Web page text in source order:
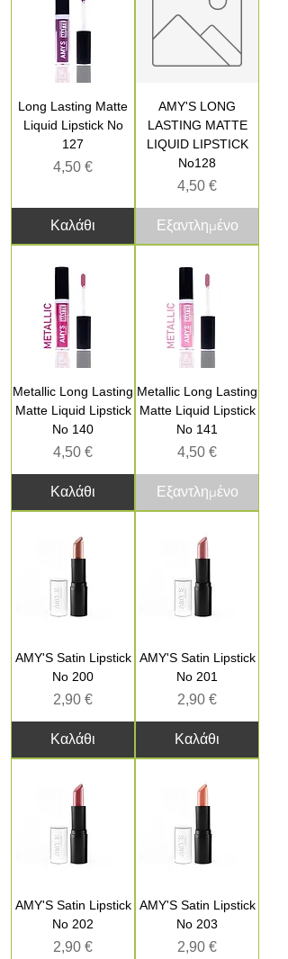
Long Lasting Matte
Liquid Lipstick No
127
Τιμή
4,50 €
Καλάθι
AMY'S LONG
LASTING MATTE
LIQUID LIPSTICK
No128
Τιμή
4,50 €
Εξαντλημένο
Metallic Long Lasting
Matte Liquid Lipstick
No 140
Τιμή
4,50 €
Καλάθι
Metallic Long Lasting
Matte Liquid Lipstick
No 141
Τιμή
4,50 €
Εξαντλημένο
AMY'S Satin Lipstick
No 200
Τιμή
2,90 €
Καλάθι
AMY'S Satin Lipstick
No 201
Τιμή
2,90 €
Καλάθι
AMY'S Satin Lipstick
No 202
Τιμή
2,90 €
AMY'S Satin Lipstick
No 203
Τιμή
2,90 €